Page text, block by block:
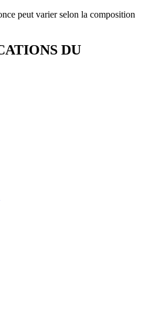
peut varier selon la composition
DU